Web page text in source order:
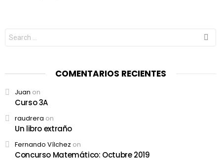
Search
for:
COMENTARIOS RECIENTES
Juan on
Curso 3A
raudrera on
Un libro extraño
Fernando Vílchez on
Concurso Matemático: Octubre 2019